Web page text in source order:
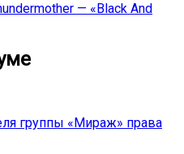
— «Black And
группы «Мираж» права